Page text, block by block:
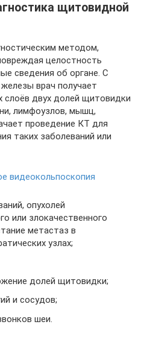
щитовидной
методом,
целостность
сведения об органе. С
врач получает
слоёв двух долей щитовидки
лимфоузлов, мышц,
проведение КТ для
таких заболеваний или
видеокольпоскопия
опухолей
или злокачественного
метастаз в
узлах;
долей щитовидки;
и сосудов;
шеи.